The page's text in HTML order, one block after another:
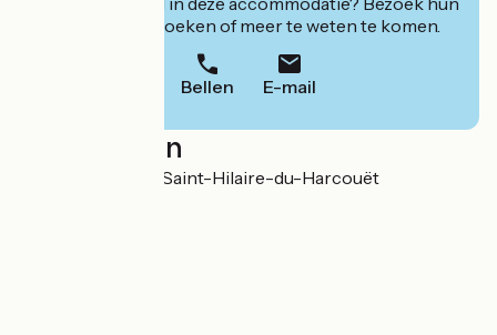
website om te boeken of meer te weten te komen.
Bellen E-mail
Localisation
La Jaunais 50730 Saint-Hilaire-du-Harcouët